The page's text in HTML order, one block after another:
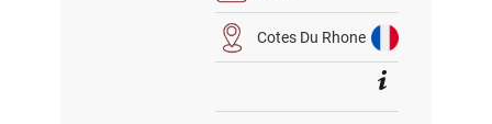
Cotes Du Rhone